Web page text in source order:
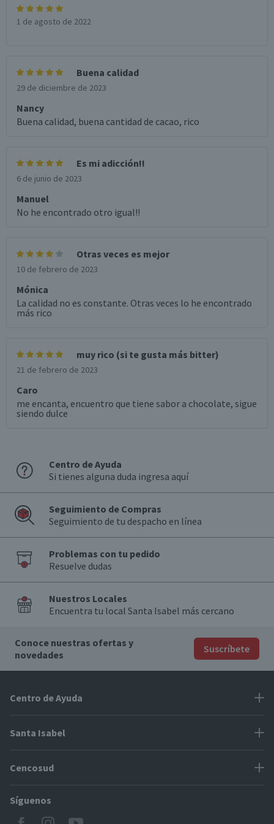
1 de agosto de 2022
Buena calidad
29 de diciembre de 2023
Nancy
Buena calidad, buena cantidad de cacao, rico
Es mi adicción!!
6 de junio de 2023
Manuel
No he encontrado otro igual!!
Otras veces es mejor
10 de febrero de 2023
Mónica
La calidad no es constante. Otras veces lo he encontrado
más rico
muy rico (si te gusta más bitter)
21 de febrero de 2023
Caro
me encanta, encuentro que tiene sabor a chocolate, sigue
siendo dulce
Centro de Ayuda
Si tienes alguna duda ingresa aquí
Seguimiento de Compras
Seguimiento de tu despacho en línea
Problemas con tu pedido
Resuelve dudas
Nuestros Locales
Encuentra tu local Santa Isabel más cercano
Conoce nuestras ofertas y
novedades
Suscríbete
Centro de Ayuda
Problemas con tu pedido
Cómo modificar mis datos
Modos de entrega y cobertura
Locales Santa Isabel
Santa Isabel
Proveedores
Cencosud
Paris
Síguenos